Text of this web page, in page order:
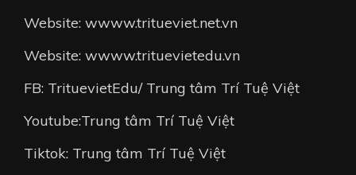
Website: wwww.tritueviet.net.vn
Website: wwww.trituevietedu.vn
FB: TrituevietEdu/ Trung tâm Trí Tuệ Việt
Youtube:Trung tâm Trí Tuệ Việt
Tiktok: Trung tâm Trí Tuệ Việt